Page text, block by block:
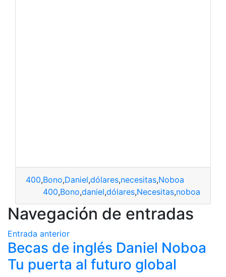
400,Bono,Daniel,dólares,necesitas,Noboa
400,Bono,daniel,dólares,Necesitas,noboa
Navegación de entradas
Entrada anterior
Becas de inglés Daniel Noboa
Tu puerta al futuro global